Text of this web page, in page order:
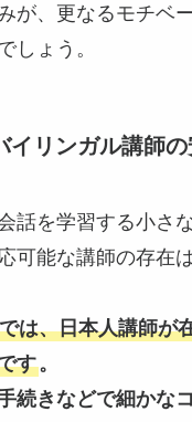
が、更なるモチベ
しょう。
イリンガル講師
話を学習する小さ
可能な講師の存在
は、日本人講師が
す。
続きなどで細かな